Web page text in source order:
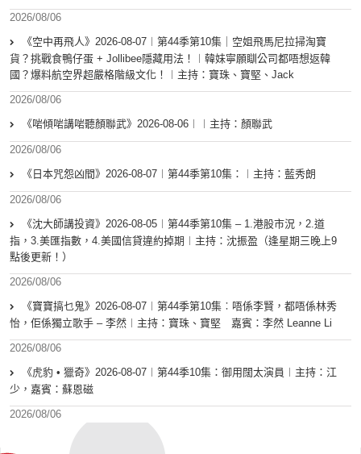
2026/08/06
《空中再飛人》2026-08-07︱第44季第10集｜空姐飛馬尼拉掃淘寶
貨？挑戰食鴨仔蛋 + Jollibee隱藏用法！︱韓妹寧願瞓公司都唔想返韓
國？爆料航空界超嚴格階級文化！︱主持：寶珠、寶堅、Jack
2026/08/06
《啱傾啱講啱聽顏聯武》2026-08-06︱︱主持：顏聯武
2026/08/06
《日本咒怨凶間》2026-08-07︱第44季第10集：︱主持：藍秀朗
2026/08/06
《沈大師講投資》2026-08-05︱第44季第10集 – 1.港股市況，2.道
指，3.美匯指數，4.美國信貸違約掉期︱主持：沈振盈（逢星期三晚上9
點後更新！）
2026/08/06
《寶寶搞乜鬼》2026-08-07︱第44季第10集︰唔係李賢，都唔係林秀
怡，佢係獨立歌手 – 李然︱主持：寶珠、寶堅 嘉賓：李然 Leanne Li
2026/08/06
《虎豹 • 獵奇》2026-08-07︱第44季10集：御用闊太演員︱主持：江
少，嘉賓：蘇恩磁
2026/08/06